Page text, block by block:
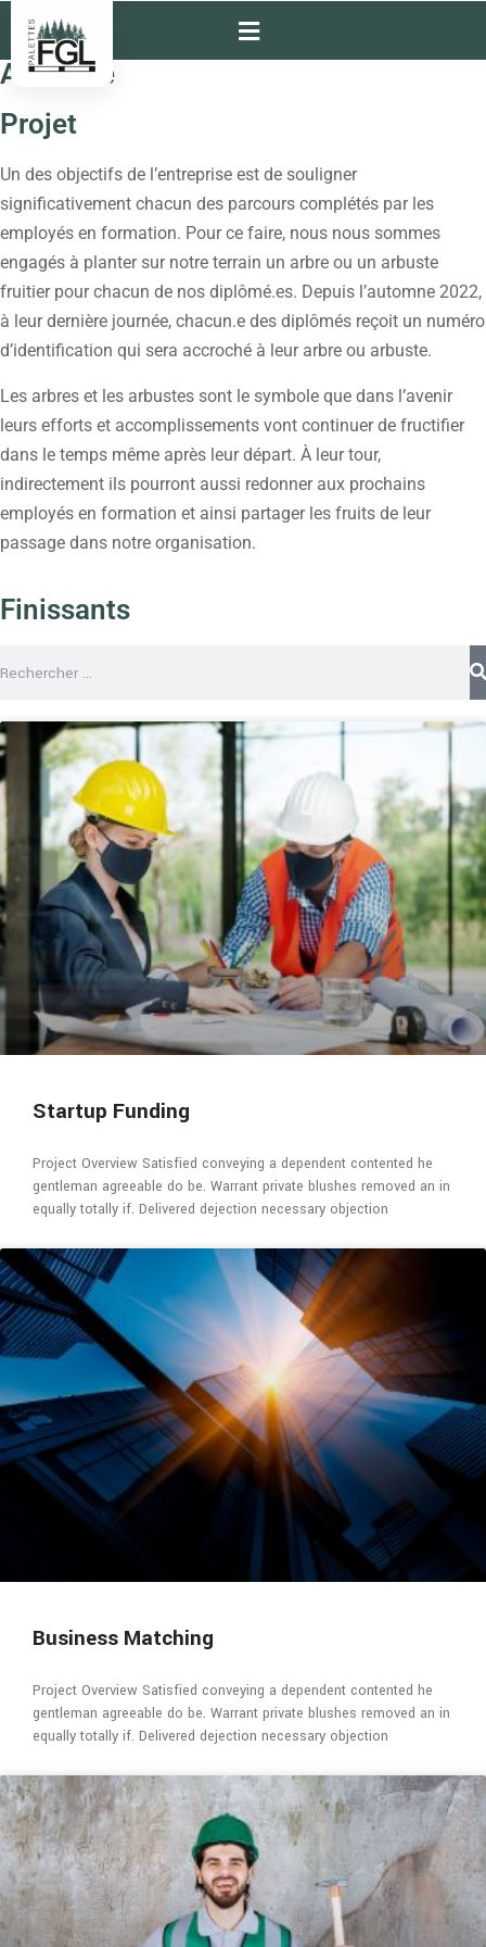
Actualité
Projet
Un des objectifs de l’entreprise est de souligner
significativement chacun des parcours complétés par les
employés en formation. Pour ce faire, nous nous sommes
engagés à planter sur notre terrain un arbre ou un arbuste
fruitier pour chacun de nos diplômé.es. Depuis l’automne 2022,
à leur dernière journée, chacun.e des diplômés reçoit un numéro
d’identification qui sera accroché à leur arbre ou arbuste.
Les arbres et les arbustes sont le symbole que dans l’avenir
leurs efforts et accomplissements vont continuer de fructifier
dans le temps même après leur départ. À leur tour,
indirectement ils pourront aussi redonner aux prochains
employés en formation et ainsi partager les fruits de leur
passage dans notre organisation.
Finissants
Startup Funding
Project Overview Satisfied conveying a dependent contented he
gentleman agreeable do be. Warrant private blushes removed an in
equally totally if. Delivered dejection necessary objection
Business Matching
Project Overview Satisfied conveying a dependent contented he
gentleman agreeable do be. Warrant private blushes removed an in
equally totally if. Delivered dejection necessary objection